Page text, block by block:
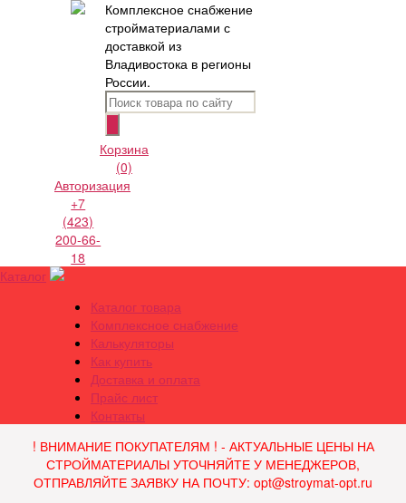
Комплексное снабжение
стройматериалами с
доставкой из
Владивостока в регионы
России.
Корзина
(0)
Авторизация
+7
(423)
200-66-
18
Каталог
Каталог товара
Комплексное снабжение
Калькуляторы
Как купить
Доставка и оплата
Прайс лист
Контакты
! ВНИМАНИЕ ПОКУПАТЕЛЯМ ! - АКТУАЛЬНЫЕ ЦЕНЫ НА
СТРОЙМАТЕРИАЛЫ УТОЧНЯЙТЕ У МЕНЕДЖЕРОВ,
ОТПРАВЛЯЙТЕ ЗАЯВКУ НА ПОЧТУ: opt@stroymat-opt.ru